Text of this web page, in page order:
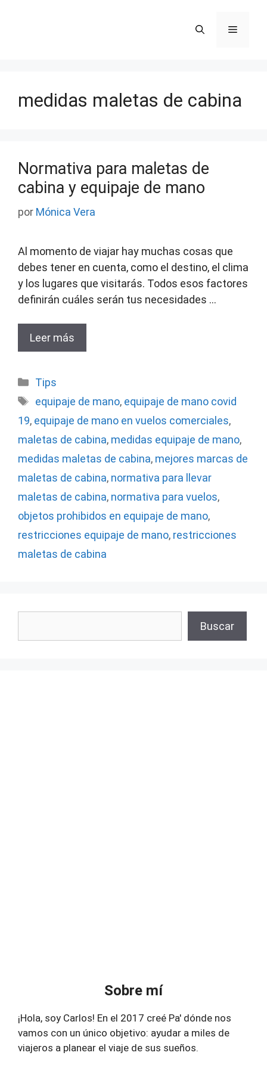
Menú
medidas maletas de cabina
Normativa para maletas de
cabina y equipaje de mano
por Mónica Vera
Al momento de viajar hay muchas cosas que
debes tener en cuenta, como el destino, el clima
y los lugares que visitarás. Todos esos factores
definirán cuáles serán tus necesidades …
Leer más
Categorías
Tips
Etiquetas
equipaje de mano, equipaje de mano covid
19, equipaje de mano en vuelos comerciales,
maletas de cabina, medidas equipaje de mano,
medidas maletas de cabina, mejores marcas de
maletas de cabina, normativa para llevar
maletas de cabina, normativa para vuelos,
objetos prohibidos en equipaje de mano,
restricciones equipaje de mano, restricciones
maletas de cabina
Buscar
Sobre mí
¡Hola, soy Carlos! En el 2017 creé Pa' dónde nos
vamos con un único objetivo: ayudar a miles de
viajeros a planear el viaje de sus sueños.